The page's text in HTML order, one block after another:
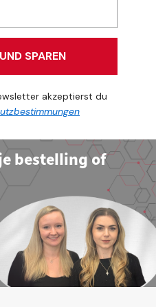
SPAREN
akzeptierst du
bestelling of